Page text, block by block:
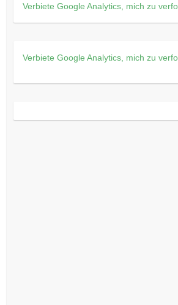
Verbiete Google Analytics, mich zu
Verbiete Google Analytics, mich zu